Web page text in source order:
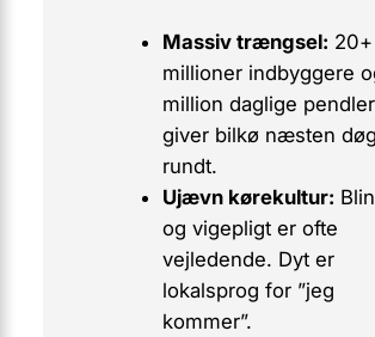
Massiv trængsel: 20+
millioner indbyggere
million daglige
giver bilkø næsten
rundt.
Ujævn kørekultur:
og vigepligt er ofte
vejledende. Dyt er
lokalsprog for ”jeg
kommer”.